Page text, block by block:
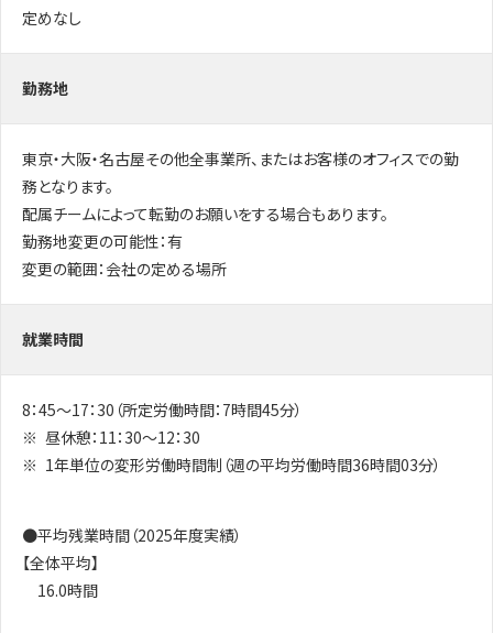
定めなし
勤務地
東京・大阪・名古屋その他全事業所、またはお客様のオフィスでの勤
務となります。
配属チームによって転勤のお願いをする場合もあります。
勤務地変更の可能性：有
変更の範囲：会社の定める場所
就業時間
8：45～17：30（所定労働時間：7時間45分）
昼休憩：11：30～12：30
1年単位の変形労働時間制（週の平均労働時間36時間03分）
●平均残業時間（2025年度実績）
【全体平均】
16.0時間